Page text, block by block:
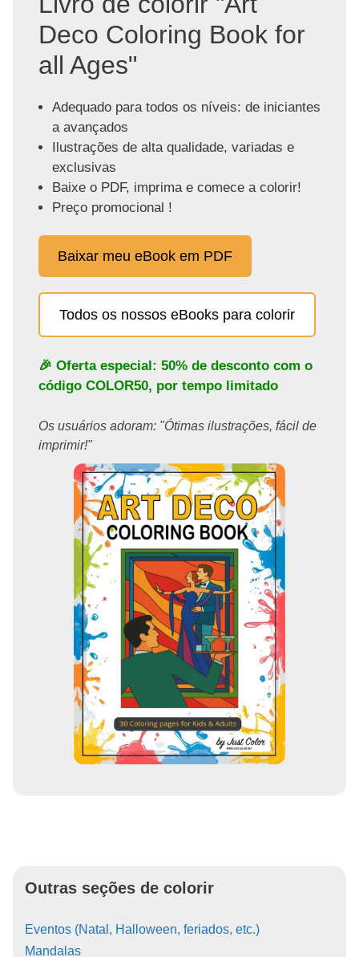
Deco Coloring Book for
all Ages"
Adequado para todos os níveis: de iniciantes
a avançados
Ilustrações de alta qualidade, variadas e
exclusivas
Baixe o PDF, imprima e comece a colorir!
Preço promocional !
Baixar meu eBook em PDF
Todos os nossos eBooks para colorir
🎉 Oferta especial: 50% de desconto com o
código COLOR50, por tempo limitado
Os usuários adoram: "Ótimas ilustrações, fácil de
imprimir!"
Outras seções de colorir
Eventos (Natal, Halloween, feriados, etc.)
Mandalas